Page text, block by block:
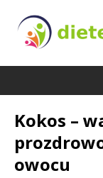
Kokos –
owocu